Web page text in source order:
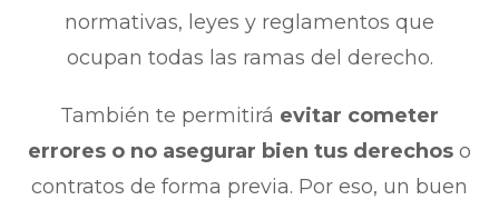
normativas, leyes y reglamentos que
ocupan todas las ramas del derecho.
También te permitirá evitar cometer
errores o no asegurar bien tus derechos o
contratos de forma previa. Por eso, un buen